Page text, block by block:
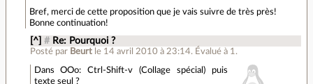
Bref, merci de cette proposition que je vais suivre de très près!
Bonne continuation!
[^] # Re: Pourquoi ?
Posté par Beurt le 14 avril 2010 à 23:14. Évalué à 1 .
Dans OOo: Ctrl-Shift-v (Collage spécial) puis
texte seul ?